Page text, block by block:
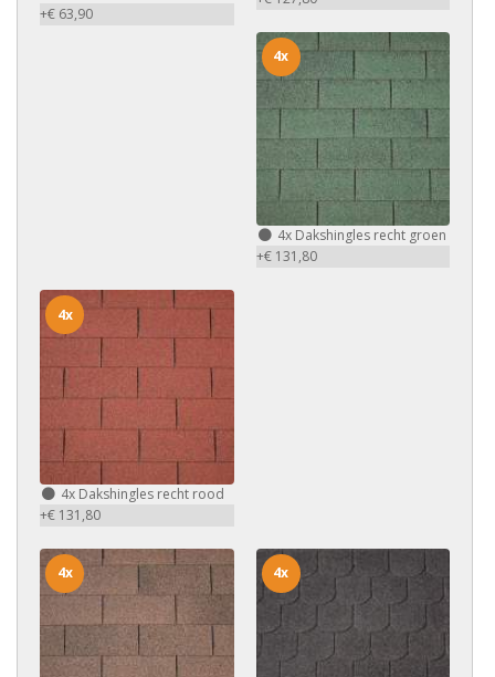
+€ 63,90
4xDakshingles recht groen
+€ 131,80
4x
4x Dakshingles recht rood
+€ 131,80
4x
4x 4x